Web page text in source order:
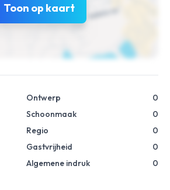
Toon op kaart
Ontwerp
0
Schoonmaak
0
Regio
0
Gastvrijheid
0
Algemene indruk
0